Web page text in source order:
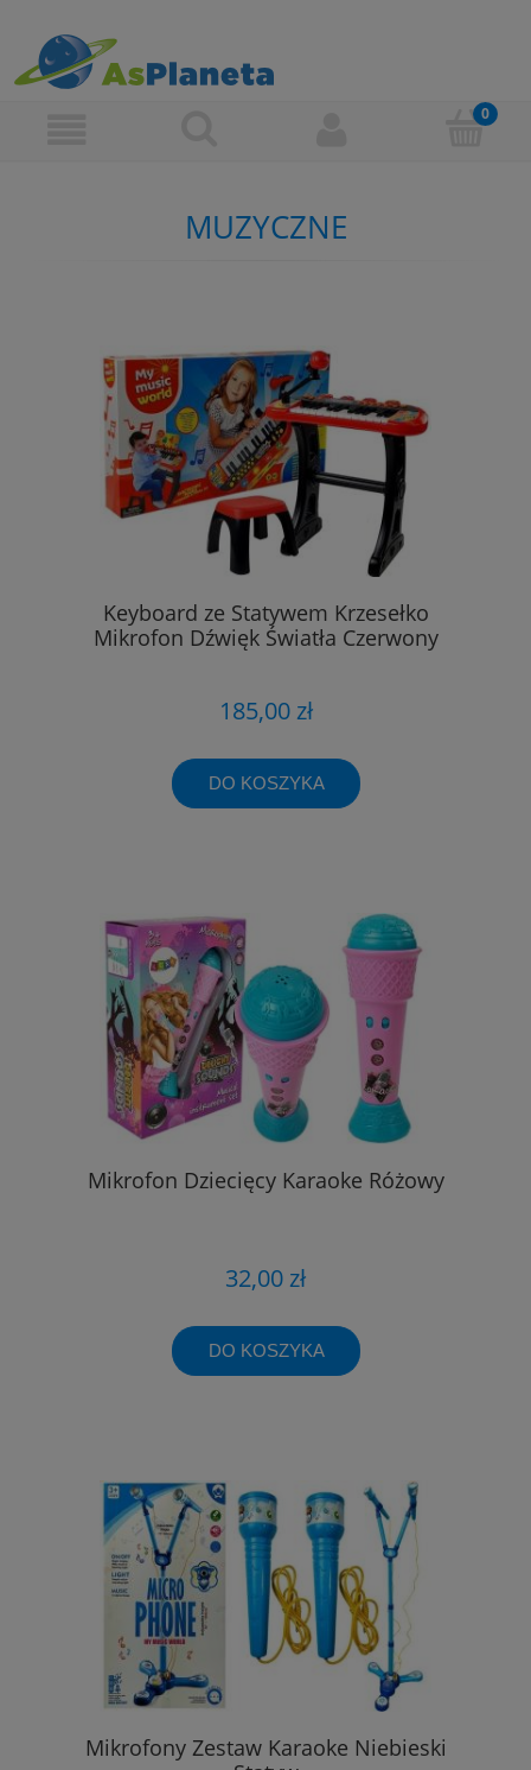
MUZYCZNE
Keyboard ze Statywem Krzesełko
Mikrofon Dźwięk Światła Czerwony
185,00 zł
DO KOSZYKA
Mikrofon Dziecięcy Karaoke Różowy
32,00 zł
DO KOSZYKA
Mikrofony Zestaw Karaoke Niebieski